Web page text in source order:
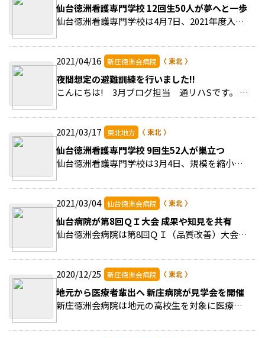
仙台徳洲看護専門学校 12回生50人が夢へと一歩
仙台徳洲看護専門学校は4月7日、2021年度入学式を挙行した。 >>続きを読む
2021/04/16 新庄徳洲会病院
夜間想定の避難訓練を行いました!!
こんにちは! 3月ブログ担当 通リハSです。 >>続きを読む
2021/03/17 東北地方
仙台徳洲看護専門学校 9回生52人が巣立つ
仙台徳洲看護専門学校は3月4日、規模を縮小して2020年度卒業式を開催、9回生52人が巣立った。 >>続きを読む
2021/03/04 仙台徳洲会病院
仙台病院が第8回ＱＩ大会 成果や知見を共有
仙台徳洲会病院は第8回ＱＩ（品質改善）大会を開催した。 >>続きを読む
2020/12/25 新庄徳洲会病院
地元から医療者輩出へ 新庄病院が見学会を開催
新庄徳洲会病院は地元の高校生を対象に医療現場見学会を行った。医療に興味をもってもらい地元出身の医療従事者の増加につなげるのが狙い。 >>続きを読む